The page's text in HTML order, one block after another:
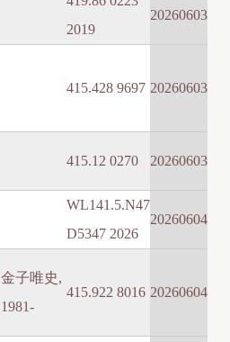
2019
20260603
415.428 9697 20260603
415.12 0270 20260603
WL141.5.N47
D5347 2026
20260604
金子唯史,
1981-
415.922 8016 20260604